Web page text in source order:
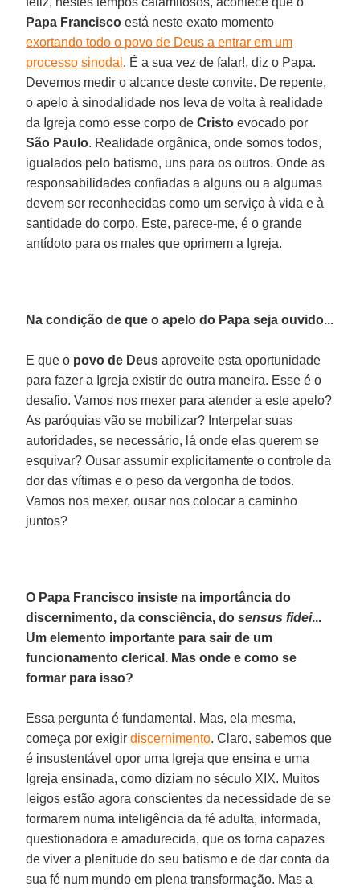
Papa Francisco está neste exato momento
exortando todo o povo de Deus a entrar em um
processo sinodal . É a sua vez de falar!, diz o Papa.
Devemos medir o alcance deste convite. De repente,
o apelo à sinodalidade nos leva de volta à realidade
da Igreja como esse corpo deCristo evocado por
São Paulo. Realidade orgânica, onde somos todos,
igualados pelo batismo, uns para os outros. Onde as
responsabilidades confiadas a alguns ou a algumas
devem ser reconhecidas como um serviço à vida e à
santidade do corpo. Este, parece-me, é o grande
antídoto para os males que oprimem a Igreja.
Na condição de que o apelo do Papa seja ouvido...
E que o povo de Deus aproveite esta oportunidade
para fazer a Igreja existir de outra maneira. Esse é o
desafio. Vamos nos mexer para atender a este apelo?
As paróquias vão se mobilizar? Interpelar suas
autoridades, se necessário, lá onde elas querem se
esquivar? Ousar assumir explicitamente o controle da
dor das vítimas e o peso da vergonha de todos.
Vamos nos mexer, ousar nos colocar a caminho
juntos?
O Papa Francisco insiste na importância do
discernimento, da consciência, dosensus fidei...
Um elemento importante para sair de um
funcionamento clerical. Mas onde e como se
formar para isso?
Essa pergunta é fundamental. Mas, ela mesma,
começa por exigirdiscernimento. Claro, sabemos que
é insustentável opor uma Igreja que ensina e uma
Igreja ensinada, como diziam no século XIX. Muitos
leigos estão agora conscientes da necessidade de se
formarem numa inteligência da fé adulta, informada,
questionadora e amadurecida, que os torna capazes
de viver a plenitude do seu batismo e de dar conta da
sua fé num mundo em plena transformação. Mas a